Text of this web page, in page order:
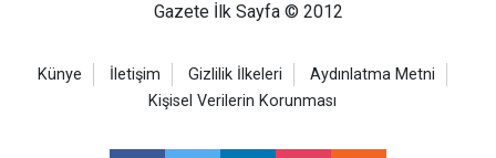
Gazete İlk Sayfa © 2012
Künye İletişim Gizlilik İlkeleri
Aydınlatma Metni
Kişisel Verilerin Korunması